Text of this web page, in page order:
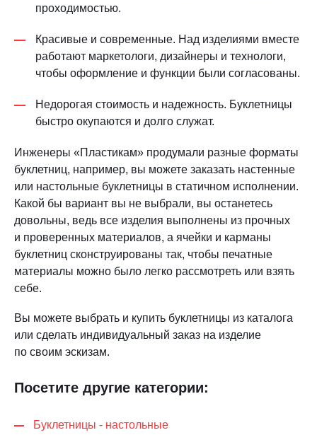
проходимостью.
Красивые и современные. Над изделиями вместе
работают маркетологи, дизайнеры и технологи,
чтобы оформление и функции были согласованы.
Недорогая стоимость и надежность. Буклетницы
быстро окупаются и долго служат.
Инженеры «Пластикам» продумали разные форматы
буклетниц, например, вы можете заказать настенные
или настольные буклетницы в статичном исполнении.
Какой бы вариант вы не выбрали, вы останетесь
довольны, ведь все изделия выполнены из прочных
и проверенных материалов, а ячейки и карманы
буклетниц сконструированы так, чтобы печатные
материалы можно было легко рассмотреть или взять
себе.
Вы можете выбрать и купить буклетницы из каталога
или сделать индивидуальный заказ на изделие
по своим эскизам.
Посетите другие категории:
Буклетницы - настольные